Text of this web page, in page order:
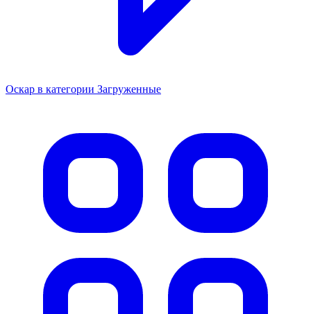
Оскар в категории Загруженные